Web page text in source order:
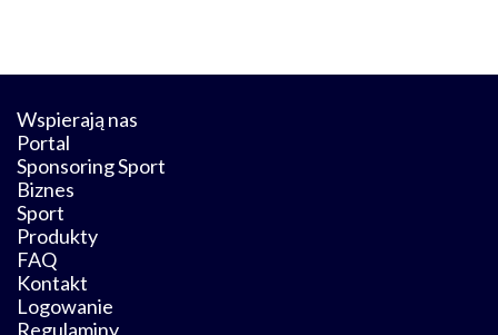
Wspierają nas
Portal
Sponsoring Sport
Biznes
Sport
Produkty
FAQ
Kontakt
Logowanie
Regulaminy